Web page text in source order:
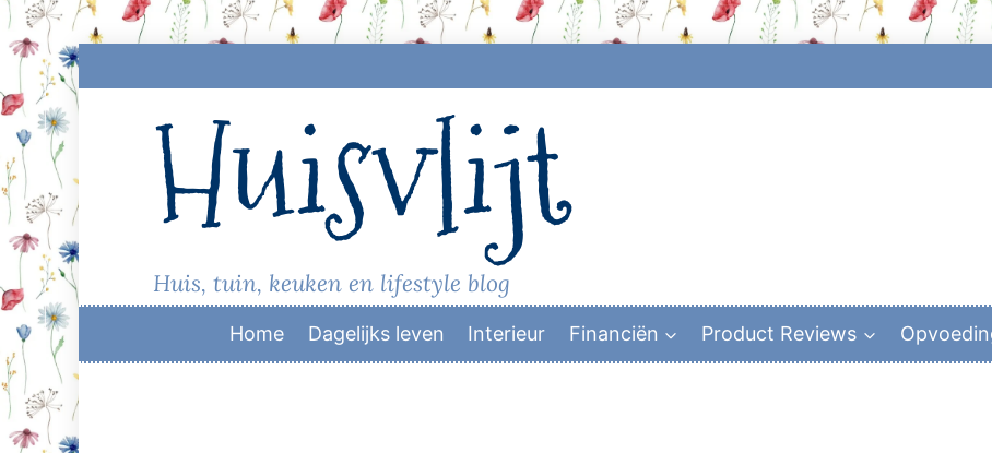
Skip
to
Huisvlijt
Huis, tuin, keuken en lifestyle blog
Home Dagelijks leven Interieur Financiën Product Reviews